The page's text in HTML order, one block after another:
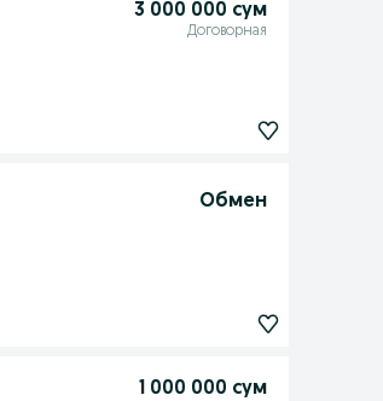
3 000 000 сум
Договорная
Обмен
1 000 000 сум